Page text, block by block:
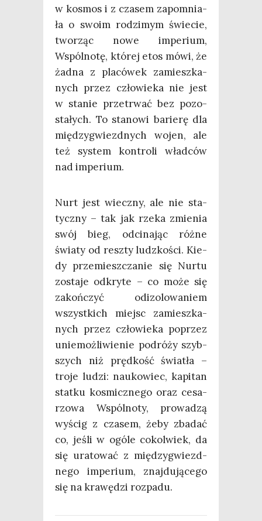
w kosmos i z cza­sem zapo­mnia­
ła o swo­im rodzi­mym świe­cie,
two­rząc nowe impe­rium,
Wspól­no­tę, któ­rej etos mówi, że
żad­na z pla­có­wek zamiesz­ka­
nych przez czło­wie­ka nie jest
w sta­nie prze­trwać bez pozo­
sta­łych. To sta­no­wi barie­rę dla
mię­dzy­gwiezd­nych wojen, ale
też sys­tem kon­tro­li wład­ców
nad imperium.
Nurt jest wiecz­ny, ale nie sta­
tycz­ny – tak jak rze­ka zmie­nia
swój bieg, odci­na­jąc róż­ne
świa­ty od resz­ty ludz­ko­ści. Kie­
dy prze­miesz­cza­nie się Nur­tu
zosta­je odkry­te – co może się
zakoń­czyć odizo­lo­wa­niem
wszyst­kich miejsc zamiesz­ka­
nych przez czło­wie­ka poprzez
unie­moż­li­wie­nie podró­ży szyb­
szych niż pręd­kość świa­tła –
tro­je ludzi: nauko­wiec, kapi­tan
stat­ku kosmicz­ne­go oraz cesa­
rzo­wa Wspól­no­ty, pro­wa­dzą
wyścig z cza­sem, żeby zba­dać
co, jeśli w ogó­le cokol­wiek, da
się ura­to­wać z mię­dzy­gwiezd­
ne­go impe­rium, znaj­du­ją­ce­go
się na kra­wę­dzi rozpadu.